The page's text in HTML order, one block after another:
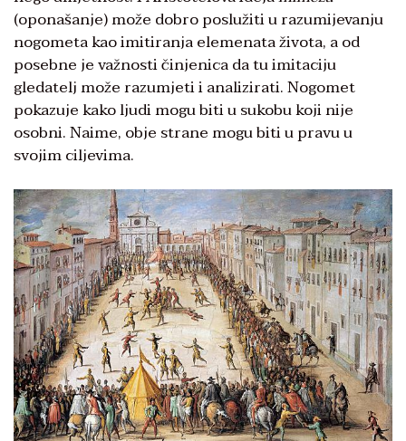
(oponašanje) može dobro poslužiti u razumijevanju
nogometa kao imitiranja elemenata života, a od
posebne je važnosti činjenica da tu imitaciju
gledatelj može razumjeti i analizirati. Nogomet
pokazuje kako ljudi mogu biti u sukobu koji nije
osobni. Naime, obje strane mogu biti u pravu u
svojim ciljevima.